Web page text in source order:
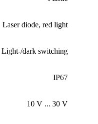
Laser diode, red light
Light-/dark switching
IP67
10 V ... 30 V